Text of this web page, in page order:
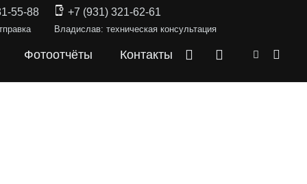
55-88 +7 (931) 321-62-61
Владислав: техническая консультация
Фотоотчёты Контакты